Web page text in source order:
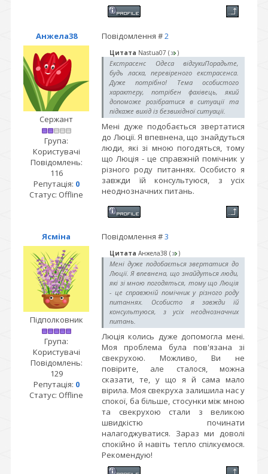
Анжела38 Повідомлення #2
Сержант
Група:
Користувачі
Повідомлень:
116
Репутація: 0
Статус: Offline
Цитата Nastua07 ( )
Екстрасенс Одеса відгукиПорадьте,
будь ласка, перевіреного екстрасенса.
Дуже потрібно! Тема особистого
характеру, потрібен фахівець, який
допоможе розібратися в ситуації та
підкаже вихід із безвихідної ситуації.
Мені дуже подобається звертатися
до Люції. Я впевнена, що знайдуться
люди, які зі мною погодяться, тому
що Люція - це справжній помічник у
різного роду питаннях. Особисто я
завжди їй консультуюся, з усіх
неоднозначних питань.
Ясміна Повідомлення #3
Підполковник
Група:
Користувачі
Повідомлень:
129
Репутація: 0
Статус: Offline
Цитата Анжела38 ( )
Мені дуже подобається звертатися до
Люції. Я впевнена, що знайдуться люди,
які зі мною погодяться, тому що Люція
- це справжній помічник у різного роду
питаннях. Особисто я завжди їй
консультуюся, з усіх неоднозначних
питань.
Люція колись дуже допомогла мені.
Моя проблема була пов'язана зі
свекрухою. Можливо, Ви не
повірите, але сталося, можна
сказати, те, у що я й сама мало
вірила. Моя свекруха залишила нас у
спокої, ба більше, стосунки між мною
та свекрухою стали з великою
швидкістю починати
налагоджуватися. Зараз ми доволі
спокійно й навіть тепло спілкуємося.
Рекомендую!